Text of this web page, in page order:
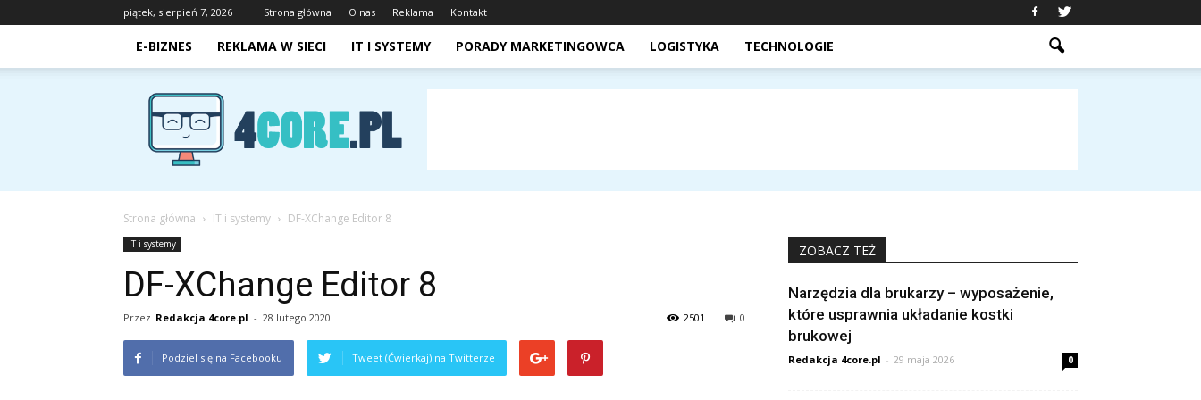
piątek, sierpień 7, 2026 Strona główna O nas Reklama Kontakt
E-BIZNES REKLAMA W SIECI IT I SYSTEMY PORADY MARKETINGOWCA LOGISTYKA TECHNOLOGIE
4core.pl
Strona główna IT i systemy DF-XChange Editor 8
IT i systemy
DF-XChange Editor 8
Przez Redakcja 4core.pl - 28 lutego 2020 0
2501
Podziel się na Facebooku Tweet (Ćwierkaj) na Twitterze
ZOBACZ TEŻ
Narzędzia dla brukarzy – wyposażenie,
które usprawnia układanie kostki
brukowej
Redakcja 4core.pl - 29 maja 2026 0